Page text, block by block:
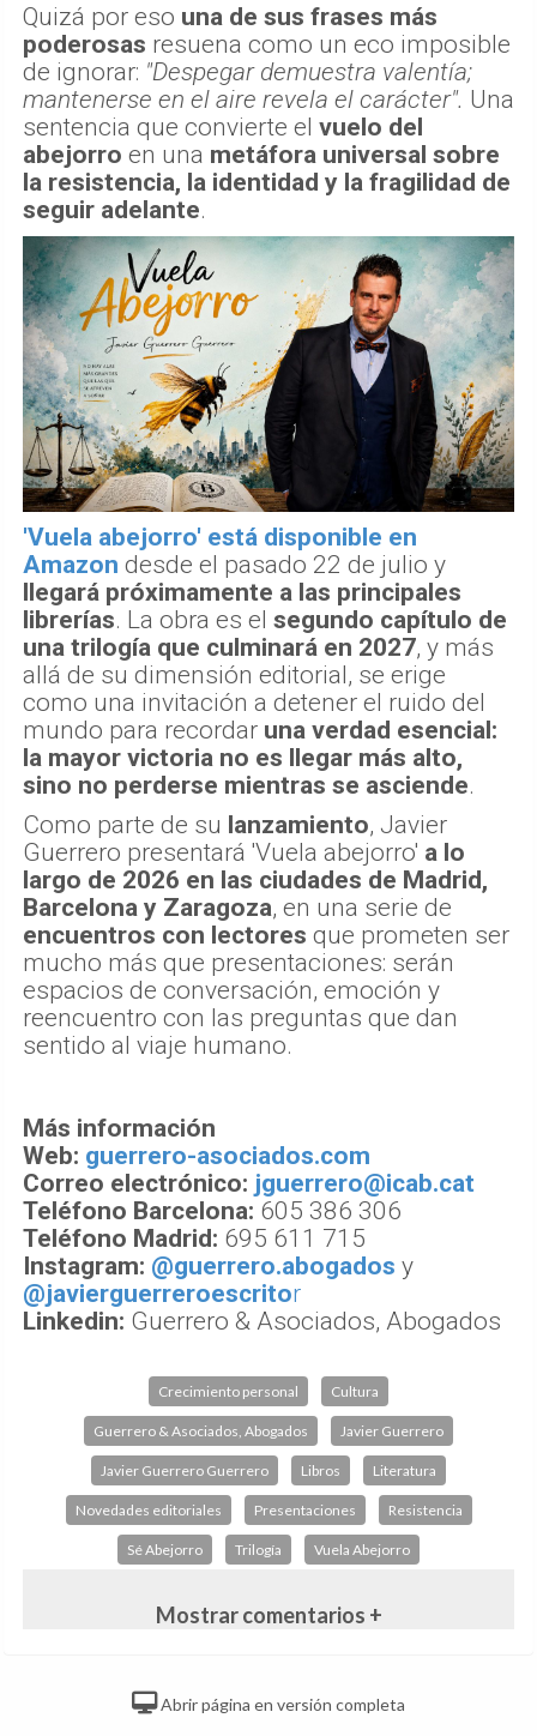
Quizá por eso una de sus frases más
poderosas resuena como un eco imposible
de ignorar: "Despegar demuestra valentía;
mantenerse en el aire revela el carácter". Una
sentencia que convierte el vuelo del
abejorro en una metáfora universal sobre
la resistencia, la identidad y la fragilidad de
seguir adelante.
'Vuela abejorro' está disponible en
Amazon desde el pasado 22 de julio y
llegará próximamente a las principales
librerías. La obra es el segundo capítulo de
una trilogía que culminará en 2027, y más
allá de su dimensión editorial, se erige
como una invitación a detener el ruido del
mundo para recordar una verdad esencial:
la mayor victoria no es llegar más alto,
sino no perderse mientras se asciende.
Como parte de su lanzamiento, Javier
Guerrero presentará 'Vuela abejorro' a lo
largo de 2026 en las ciudades de Madrid,
Barcelona y Zaragoza, en una serie de
encuentros con lectores que prometen ser
mucho más que presentaciones: serán
espacios de conversación, emoción y
reencuentro con las preguntas que dan
sentido al viaje humano.
Más información
Web: guerrero-asociados.com
Correo electrónico: jguerrero@icab.cat
Teléfono Barcelona: 605 386 306
Teléfono Madrid: 695 611 715
​Instagram: @guerrero.abogados y
@javierguerreroescritor
​Linkedin: ​Guerrero & Asociados, Abogados
Crecimiento personal Cultura
Guerrero & Asociados, Abogados Javier Guerrero
Javier Guerrero Guerrero Libros Literatura
Novedades editoriales Presentaciones Resistencia
Sé Abejorro Trilogía Vuela Abejorro
Mostrar comentarios +
Abrir página en versión completa